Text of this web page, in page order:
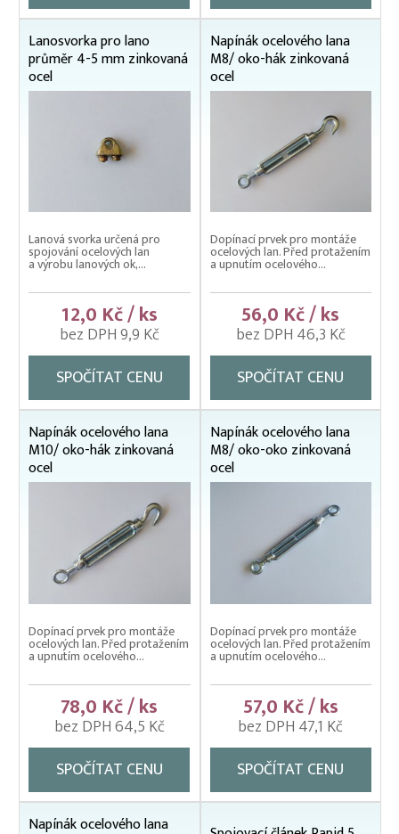
Lanosvorka pro lano
průměr 4-5 mm zinkovaná
ocel
Lanová svorka určená pro
spojování ocelových lan
a výrobu lanových ok,...
12,0 Kč / ks
bez DPH 9,9 Kč
SPOČÍTAT CENU
Napínák ocelového lana
M8/ oko-hák zinkovaná
ocel
Dopínací prvek pro montáže
ocelových lan. Před protažením
a upnutím ocelového...
56,0 Kč / ks
bez DPH 46,3 Kč
SPOČÍTAT CENU
Napínák ocelového lana
M10/ oko-hák zinkovaná
ocel
Dopínací prvek pro montáže
ocelových lan. Před protažením
a upnutím ocelového...
78,0 Kč / ks
bez DPH 64,5 Kč
SPOČÍTAT CENU
Napínák ocelového lana
M8/ oko-oko zinkovaná
ocel
Dopínací prvek pro montáže
ocelových lan. Před protažením
a upnutím ocelového...
57,0 Kč / ks
bez DPH 47,1 Kč
SPOČÍTAT CENU
Napínák ocelového lana